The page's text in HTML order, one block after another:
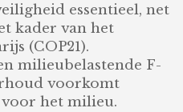
essentieel, net
kader van het
(COP21).
milieubelastende F-
voorkomt
voor het milieu.